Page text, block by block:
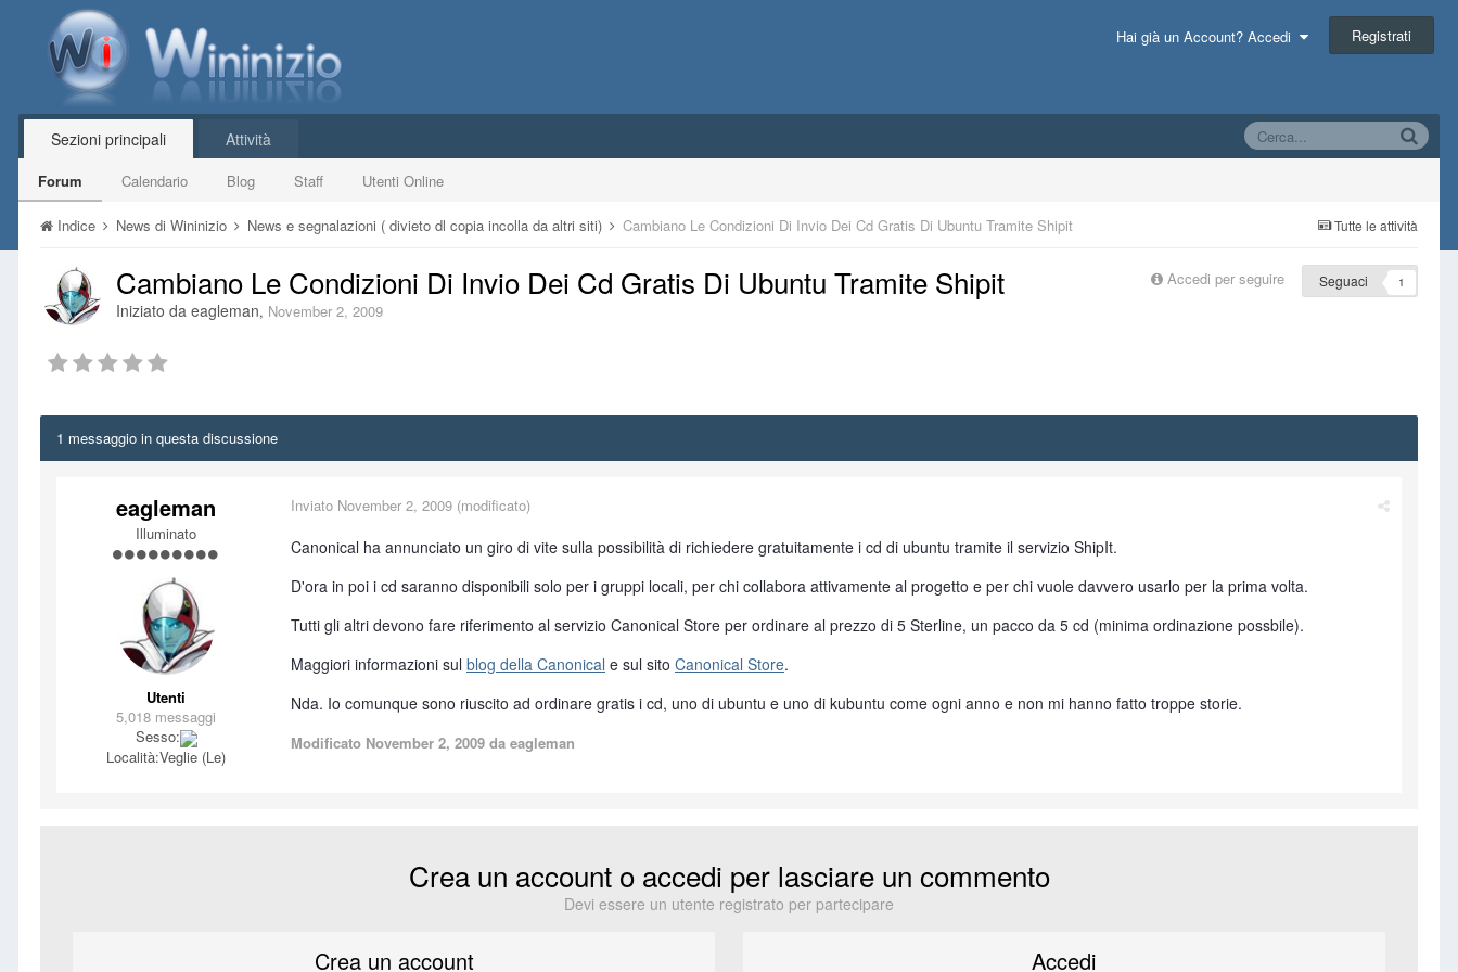
Hai già un Account? Accedi Registrati
Sezioni principali
Forum Calendario Blog Staff Utenti Online
Attività
Tutte le attività
Indice News di Wininizio News e segnalazioni ( divieto dl copia incolla da altri siti) Cambiano Le Condizioni Di Invio Dei Cd Gratis Di Ubuntu Tramite Shipit
Accedi per seguire Seguaci 1
Cambiano Le Condizioni Di Invio Dei Cd Gratis Di Ubuntu Tramite Shipit
Iniziato da eagleman, November 2, 2009
1 messaggio in questa discussione
eagleman
Illuminato
Utenti
5,018 messaggi
Sesso:
Località:Veglie (Le)
Inviato November 2, 2009 (modificato)
Canonical ha annunciato un giro di vite sulla possibilità di richiedere gratuitamente i cd di ubuntu tramite il servizio ShipIt.
D'ora in poi i cd saranno disponibili solo per i gruppi locali, per chi collabora attivamente al progetto e per chi vuole davvero usarlo per la prima volta.
Tutti gli altri devono fare riferimento al servizio Canonical Store per ordinare al prezzo di 5 Sterline, un pacco da 5 cd (minima ordinazione possbile).
Maggiori informazioni sul blog della Canonical e sul sito Canonical Store.
Nda. Io comunque sono riuscito ad ordinare gratis i cd, uno di ubuntu e uno di kubuntu come ogni anno e non mi hanno fatto troppe storie.
Modificato November 2, 2009 da eagleman
Crea un account o accedi per lasciare un commento
Devi essere un utente registrato per partecipare
Crea un account Accedi